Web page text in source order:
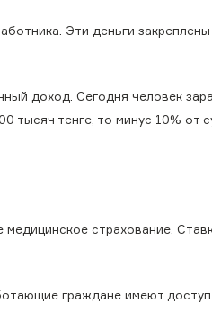
Эти деньги
доход. Сегодня человек
тысяч тенге, то минус 10% от
страхование.
граждане имеют